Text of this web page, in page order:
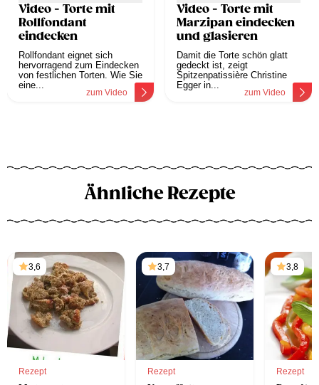
Video - Torte mit
Rollfondant
eindecken
Rollfondant eignet sich
hervorragend zum Eindecken
von festlichen Torten. Wie Sie
eine...
zum Video
Video - Torte mit
Marzipan eindecken
und glasieren
Damit die Torte schön glatt
gedeckt ist, zeigt
Spitzenpatissière Christine
Egger in...
zum Video
Ähnliche Rezepte
3,6
Rezept
3,7
Rezept
3,8
Rezept